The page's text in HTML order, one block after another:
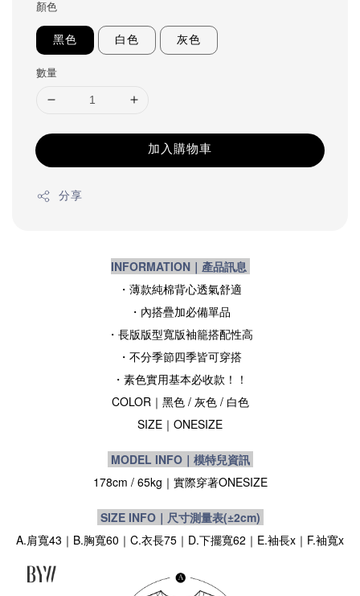
顏色
黑色 白色 灰色
數量
加入購物車
分享
INFORMATION｜產品訊息
・薄款純棉背心透氣舒適
・內搭疊加必備單品
・長版版型寬版袖籠搭配性高
・不分季節四季皆可穿搭
・素色實用基本必收款！！
COLOR｜黑色 / 灰色 / 白色
SIZE ｜ONESIZE
MODEL INFO｜模特兒資訊
178cm / 65kg｜實際穿著ONESIZE
SIZE INFO｜尺寸測量表(±2cm)
A.肩寬43｜B.胸寬60｜C.衣長75｜D.下擺寬62｜E.袖長x｜F.袖寬x